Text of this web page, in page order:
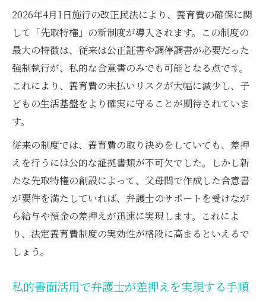
2026年4月1日施行の改正民法により、養育費の確保に関
して「先取特権」の新制度が導入されます。この制度の
最大の特徴は、従来は公正証書や調停調書が必要だった
強制執行が、私的な合意書のみでも可能となる点です。
これにより、養育費の未払いリスクが大幅に減少し、子
どもの生活基盤をより確実に守ることが期待されていま
す。
従来の制度では、養育費の取り決めをしていても、差押
えを行うには公的な証拠書類が不可欠でした。しかし新
たな先取特権の創設によって、父母間で作成した合意書
が要件を満たしていれば、弁護士のサポートを受けなが
ら給与や預金の差押えが迅速に実現します。これによ
り、法定養育費制度の実効性が格段に高まるといえるで
しょう。
私的書面活用で弁護士が差押えを実現する手順